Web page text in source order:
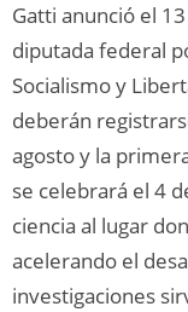
Gatti anunció el
diputada federal
Socialismo y
deberán
agosto y la
se celebrará el 4
ciencia al lugar
acelerando el
investigaciones